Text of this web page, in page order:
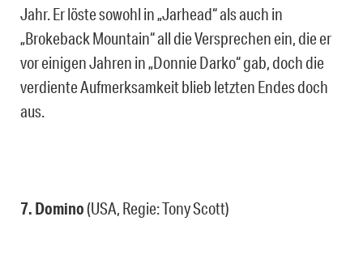
Jahr. Er löste sowohl in „Jarhead“ als auch in
„Brokeback Mountain“ all die Versprechen ein, die er
vor einigen Jahren in „Donnie Darko“ gab, doch die
verdiente Aufmerksamkeit blieb letzten Endes doch
aus.
7. Domino(USA, Regie: Tony Scott)